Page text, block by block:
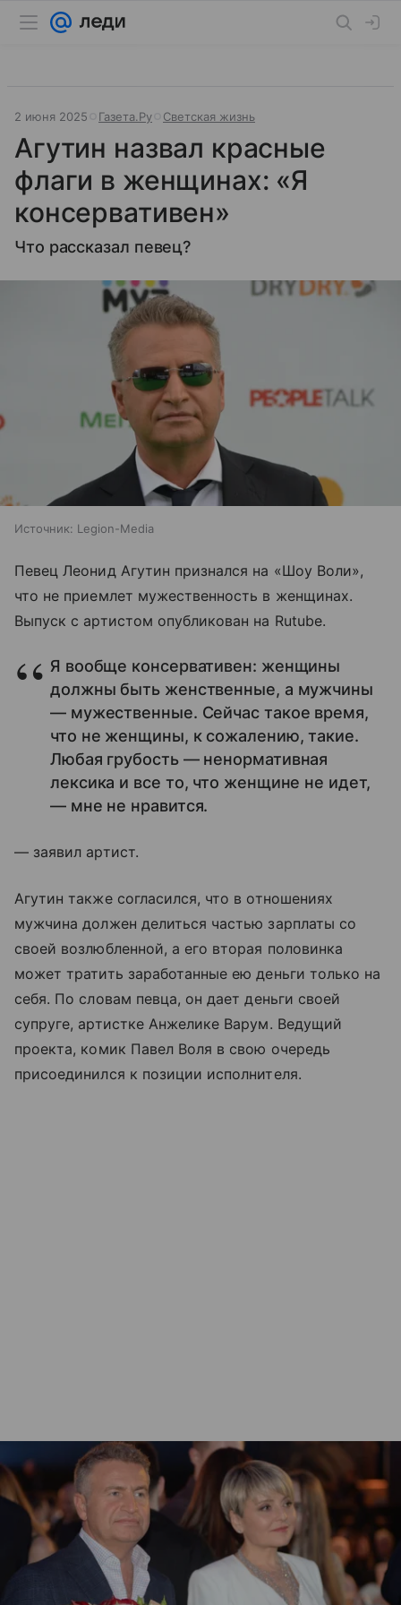
2 июня 2025 Газета.Ру Светская жизнь
Агутин назвал красные
флаги в женщинах: «Я
консервативен»
Что рассказал певец?
Источник: Legion-Media
Певец Леонид Агутин признался на «Шоу Воли»,
что не приемлет мужественность в женщинах.
Выпуск с артистом опубликован на Rutube.
Я вообще консервативен: женщины
должны быть женственные, а мужчины
— мужественные. Сейчас такое время,
что не женщины, к сожалению, такие.
Любая грубость — ненормативная
лексика и все то, что женщине не идет,
— мне не нравится.
— заявил артист.
Агутин также согласился, что в отношениях
мужчина должен делиться частью зарплаты со
своей возлюбленной, а его вторая половинка
может тратить заработанные ею деньги только на
себя. По словам певца, он дает деньги своей
супруге, артистке Анжелике Варум. Ведущий
проекта, комик Павел Воля в свою очередь
присоединился к позиции исполнителя.